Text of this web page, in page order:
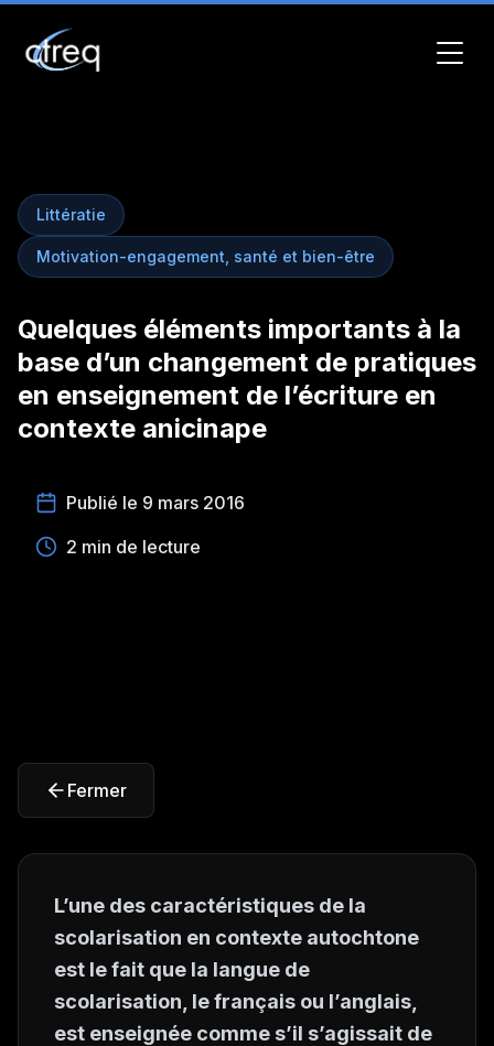
Littératie
Motivation-engagement, santé et bien-être
Quelques éléments importants à la
base d’un changement de pratiques
en enseignement de l’écriture en
contexte anicinape
Publié le 9 mars 2016
2 min de lecture
Fermer
L’une des caractéristiques de la
scolarisation en contexte autochtone
est le fait que la langue de
scolarisation, le français ou l’anglais,
est enseignée comme s’il s’agissait de